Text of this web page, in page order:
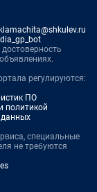
регулируются:
ПО
политикой
специальные
не требуются